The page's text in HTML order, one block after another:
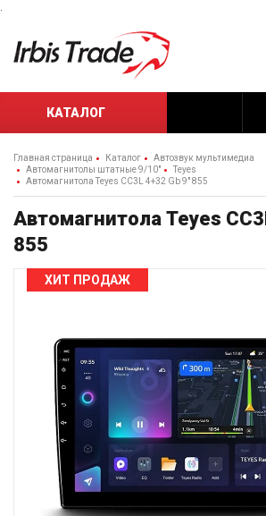
.
КАТАЛОГ
Главная страница Каталог
Автозвук мультимедиа
Автомагнитолы штатные 9/10"
Teyes
Автомагнитола Teyes CC3L 4+32 Gb 9" 855
Автомагнитола Teyes
855
ХИТ ПРОДАЖ